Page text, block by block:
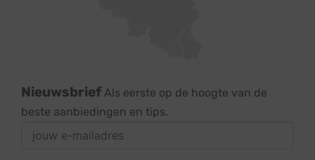
Nieuwsbrief Als eerste op de hoogte van de
beste aanbiedingen en tips.